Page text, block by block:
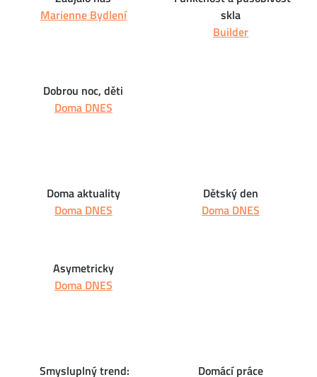
Marienne Bydlení
skla
Builder
Dobrou noc, děti
Doma DNES
Doma aktuality
Doma DNES
Dětský den
Doma DNES
Asymetricky
Doma DNES
Smysluplný trend:
Domácí práce